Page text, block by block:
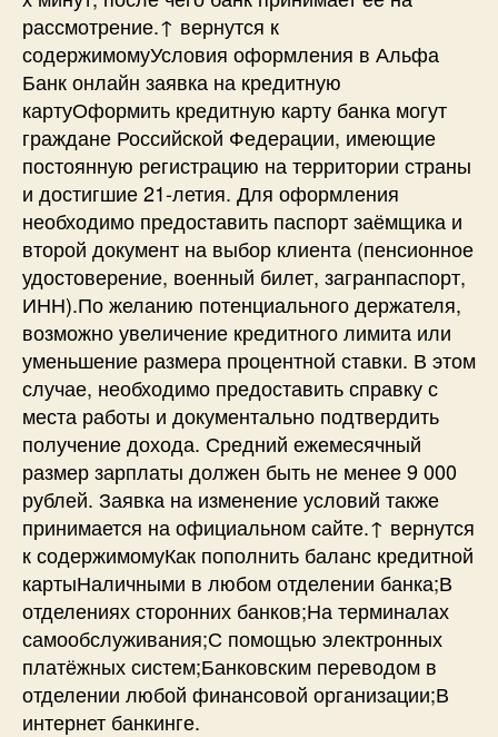
рассмотрение.↑ вернутся к
содержимомуУсловия оформления в Альфа
Банк онлайн заявка на кредитную
картуОформить кредитную карту банка могут
граждане Российской Федерации, имеющие
постоянную регистрацию на территории страны
и достигшие 21-летия. Для оформления
необходимо предоставить паспорт заёмщика и
второй документ на выбор клиента (пенсионное
удостоверение, военный билет, загранпаспорт,
ИНН).По желанию потенциального держателя,
возможно увеличение кредитного лимита или
уменьшение размера процентной ставки. В этом
случае, необходимо предоставить справку с
места работы и документально подтвердить
получение дохода. Средний ежемесячный
размер зарплаты должен быть не менее 9 000
рублей. Заявка на изменение условий также
принимается на официальном сайте.↑ вернутся
к содержимомуКак пополнить баланс кредитной
картыНаличными в любом отделении банка;В
отделениях сторонних банков;На терминалах
самообслуживания;С помощью электронных
платёжных систем;Банковским переводом в
отделении любой финансовой организации;В
интернет банкинге.